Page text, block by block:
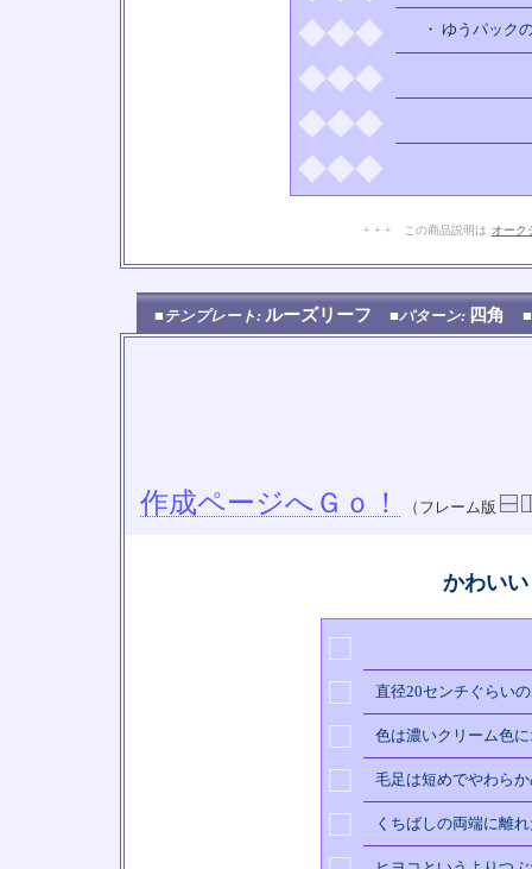
◆◆◆ ・ ゆうパック
◆◆◆
◆◆◆
◆◆◆
+ + + この商品説明は オーク
■テンプレート: ルーズリーフ ■パターン: 四角
作成ページへＧｏ！ （フレーム版
かわい
□
□
直径20センチぐらい
□ 色は濃いクリーム色
□ 毛足は短めでやわら
□ くちばしの両端に離